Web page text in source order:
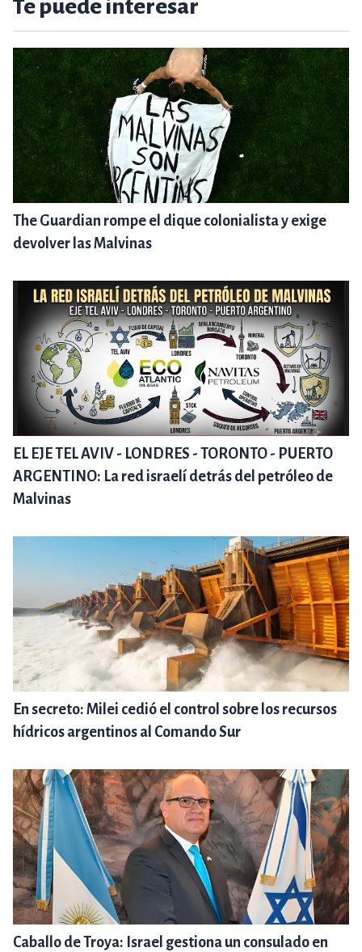
Te puede interesar
The Guardian rompe el dique colonialista y exige
devolver las Malvinas
EL EJE TEL AVIV - LONDRES - TORONTO - PUERTO
ARGENTINO: La red israelí detrás del petróleo de
Malvinas
En secreto: Milei cedió el control sobre los recursos
hídricos argentinos al Comando Sur
Caballo de Troya: Israel gestiona un consulado en